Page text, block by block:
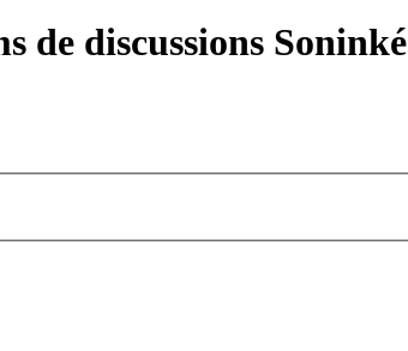
de discussions Soninké